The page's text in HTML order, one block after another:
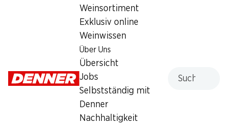
Weinsortiment
Exklusiv online
Weinwissen
Über Uns
Übersicht
Jobs
Selbstständig mit
Denner
Nachhaltigkeit
Mittwoch